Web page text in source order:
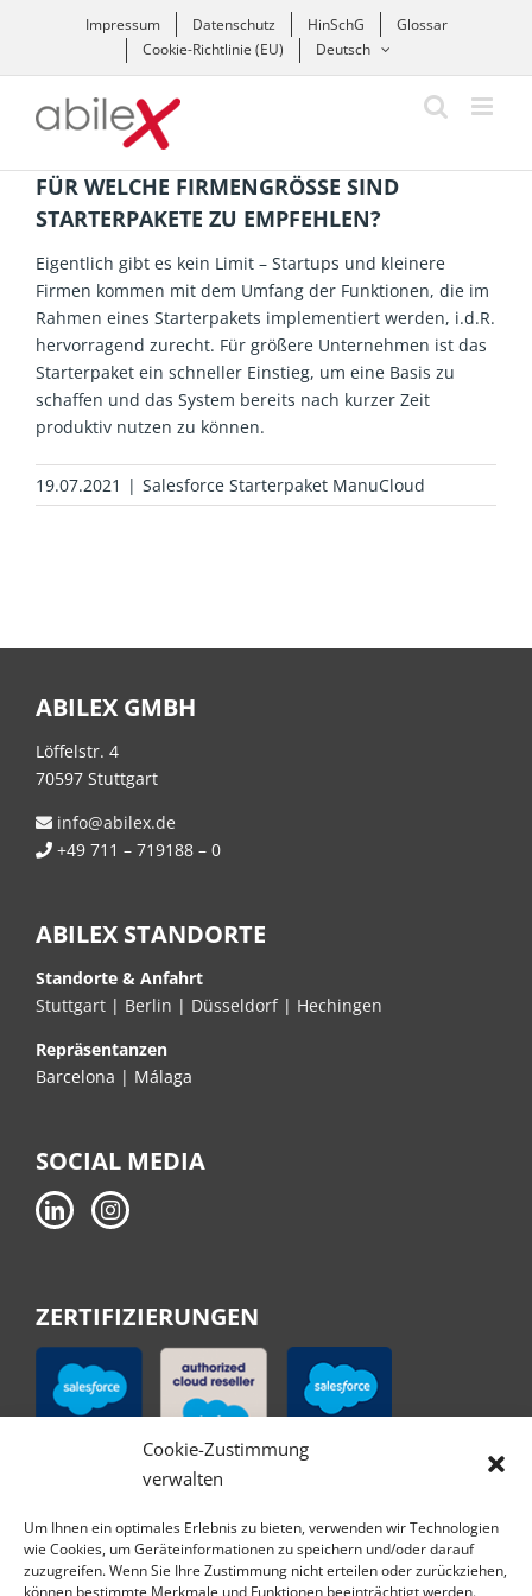
Cookie-Zustimmung
verwalten
Um Ihnen ein optimales Erlebnis zu bieten, verwenden wir Technologien
wie Cookies, um Geräteinformationen zu speichern und/oder darauf
zuzugreifen. Wenn Sie Ihre Zustimmung nicht erteilen oder zurückziehen,
können bestimmte Merkmale und Funktionen beeinträchtigt werden.
Impressum Datenschutz HinSchG
Glossar
Cookie-Richtlinie (EU)
Deutsch
FÜR WELCHE FIRMENGRÖSSE SIND S
TARTERPAKETE ZU EMPFEHLEN?
Eigentlich gibt es kein Limit – Startups und kleinere
Firmen kommen mit dem Umfang der Funktionen, die im
Rahmen eines Starterpakets implementiert werden, i.d.R.
hervorragend zurecht. Für größere Unternehmen ist das
Starterpaket ein schneller Einstieg, um eine Basis zu
schaffen und das System bereits nach kurzer Zeit
produktiv nutzen zu können.
19.07.2021 | Salesforce Starterpaket ManuCloud
ABILEX GMBH
Löffelstr. 4
70597 Stuttgart
info@abilex.de
+49 711 – 719188 – 0
ABILEX STANDORTE
Standorte & Anfahrt
Stuttgart | Berlin | Düsseldorf | Hechingen
Repräsentanzen
Barcelona | Málaga
SOCIAL MEDIA
ZERTIFIZIERUNGEN